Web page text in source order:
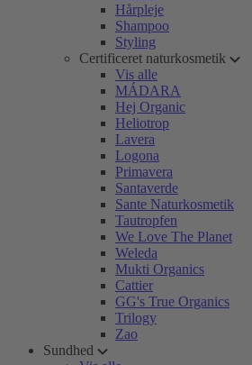
Hårpleje
Shampoo
Styling
Certificeret naturkosmetik
Vis alle
MÁDARA
Hej Organic
Heliotrop
Lavera
Logona
Primavera
Santaverde
Sante Naturkosmetik
Tautropfen
We Love The Planet
Weleda
Mukti Organics
Cattier
GG's True Organics
Trilogy
Zao
Sundhed